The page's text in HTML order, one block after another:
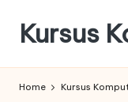
content
Kursus
Home Kursus